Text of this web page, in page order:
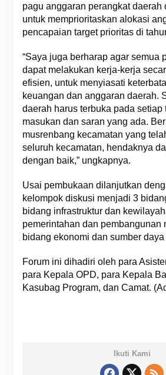
pagu anggaran perangkat daerah
untuk memprioritaskan alokasi
pencapaian target prioritas di
“Saya juga berharap agar semua
dapat melakukan kerja-kerja
efisien, untuk menyiasati
keuangan dan anggaran daerah.
daerah harus terbuka pada setiap
masukan dan saran yang ada.
musrenbang kecamatan yang
seluruh kecamatan, hendaknya
dengan baik,” ungkapnya.
Usai pembukaan dilanjutkan
kelompok diskusi menjadi 3
bidang infrastruktur dan
pemerintahan dan pembangunan
bidang ekonomi dan sumber daya
Forum ini dihadiri oleh para
para Kepala OPD, para Kepala
Kasubag Program, dan Camat.
Ikuti Kami